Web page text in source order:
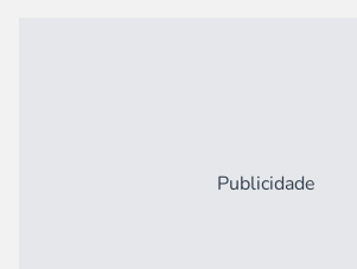
Publicidade